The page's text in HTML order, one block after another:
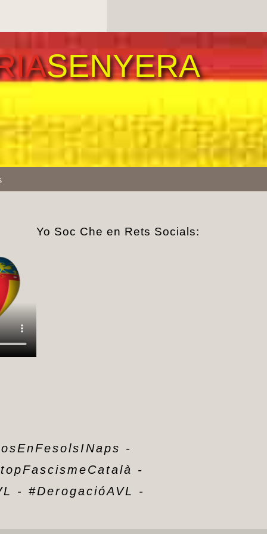
nacional posterior
by Pedro Fuentes Caballero
17 de Maig de 2026
Els mits del pancatalanisme
el naiximent de nous relats
històrics
by Pedro Fuentes Caballero
dels mals de Catalunya?
Els mits del pancatalanisme
66 – Ausias March, Joanot
Martorell i l’Edat d’Or
valenciana front al mit d’una
SENYERA
Yo Soc Che en Rets Socials:
-
-
- #DerogacióAVL
-